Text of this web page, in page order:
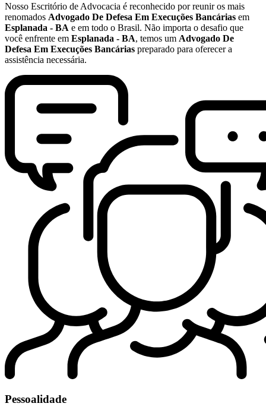
Nosso Escritório de Advocacia é reconhecido por reunir os mais
renomados Advogado De Defesa Em Execuções Bancárias em
Esplanada - BA e em todo o Brasil. Não importa o desafio que
você enfrente em Esplanada - BA, temos um Advogado De
Defesa Em Execuções Bancárias preparado para oferecer a
assistência necessária.
Pessoalidade